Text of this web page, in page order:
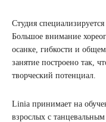
Студия
Большое внимание
осанке, гибкости и
занятие построено так,
творческий потенциал.
Linia принимает на
взрослых с